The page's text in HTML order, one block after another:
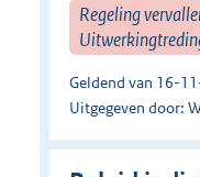
Regeling
Geldend van 16-
Uitgegeven door: